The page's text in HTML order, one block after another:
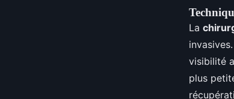
La
visibilité
plus